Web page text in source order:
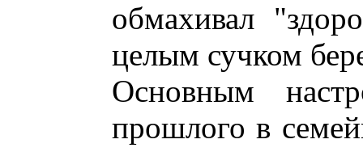
обмахивал
целым сучком
Основным
прошлого в